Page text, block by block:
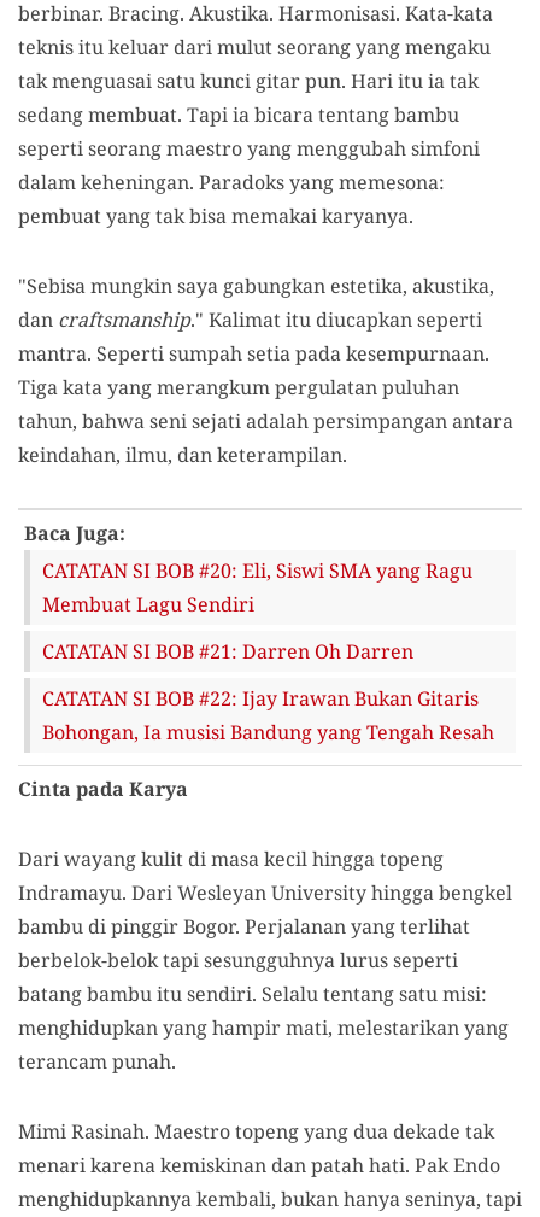
berbinar. Bracing. Akustika. Harmonisasi. Kata-kata
teknis itu keluar dari mulut seorang yang mengaku
tak menguasai satu kunci gitar pun. Hari itu ia tak
sedang membuat. Tapi ia bicara tentang bambu
seperti seorang maestro yang menggubah simfoni
dalam keheningan. Paradoks yang memesona:
pembuat yang tak bisa memakai karyanya.
"Sebisa mungkin saya gabungkan estetika, akustika,
dan craftsmanship." Kalimat itu diucapkan seperti
mantra. Seperti sumpah setia pada kesempurnaan.
Tiga kata yang merangkum pergulatan puluhan
tahun, bahwa seni sejati adalah persimpangan antara
keindahan, ilmu, dan keterampilan.
Baca Juga:
CATATAN SI BOB #20: Eli, Siswi SMA yang Ragu
Membuat Lagu Sendiri
CATATAN SI BOB #21: Darren Oh Darren
CATATAN SI BOB #22: Ijay Irawan Bukan Gitaris
Bohongan, Ia musisi Bandung yang Tengah Resah
Cinta pada Karya
Dari wayang kulit di masa kecil hingga topeng
Indramayu. Dari Wesleyan University hingga bengkel
bambu di pinggir Bogor. Perjalanan yang terlihat
berbelok-belok tapi sesungguhnya lurus seperti
batang bambu itu sendiri. Selalu tentang satu misi:
menghidupkan yang hampir mati, melestarikan yang
terancam punah.
Mimi Rasinah. Maestro topeng yang dua dekade tak
menari karena kemiskinan dan patah hati. Pak Endo
menghidupkannya kembali, bukan hanya seninya, tapi